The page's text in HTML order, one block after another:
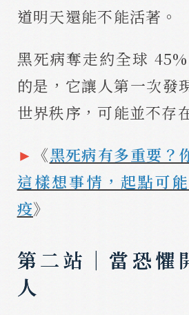
道明天還能不能活著。
黑死病奪走約全球
的是，它讓人第一次發
世界秩序，可能並不存
► 《黑死病有多重要？
這樣想事情，起點可
疫》
第二站｜當恐懼
人